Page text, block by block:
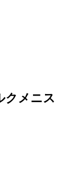
クメニス